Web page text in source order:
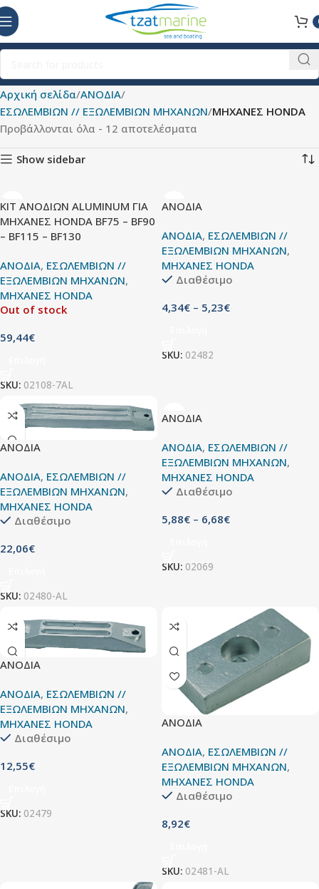
Αρχική σελίδα ΑΝΟΔΙΑ
ΕΣΩΛΕΜΒΙΩΝ // ΕΞΩΛΕΜΒΙΩΝ ΜΗΧΑΝΩΝ ΜΗΧΑΝΕΣ HONDA
Προβάλλονται όλα - 12 αποτελέσματα
Show sidebar
KIT ΑΝΟΔΙΩΝ ALUMINUM ΓΙΑ
ΜΗΧΑΝΕΣ HONDA BF75 – BF90
– BF115 – BF130
ΑΝΟΔΙΑ, ΕΣΩΛΕΜΒΙΩΝ //
ΕΞΩΛΕΜΒΙΩΝ ΜΗΧΑΝΩΝ,
ΜΗΧΑΝΕΣ HONDA
Out of stock
59,44€
SKU: 02108-7AL
ΑΝΟΔΙΑ
ΑΝΟΔΙΑ, ΕΣΩΛΕΜΒΙΩΝ //
ΕΞΩΛΕΜΒΙΩΝ ΜΗΧΑΝΩΝ,
ΜΗΧΑΝΕΣ HONDA
Διαθέσιμο
4,34€ – 5,23€
SKU: 02482
ΑΝΟΔΙΑ
ΑΝΟΔΙΑ, ΕΣΩΛΕΜΒΙΩΝ //
ΕΞΩΛΕΜΒΙΩΝ ΜΗΧΑΝΩΝ,
ΜΗΧΑΝΕΣ HONDA
Διαθέσιμο
22,06€
SKU: 02480-AL
ΑΝΟΔΙΑ
ΑΝΟΔΙΑ, ΕΣΩΛΕΜΒΙΩΝ //
ΕΞΩΛΕΜΒΙΩΝ ΜΗΧΑΝΩΝ,
ΜΗΧΑΝΕΣ HONDA
Διαθέσιμο
5,88€ – 6,68€
SKU: 02069
ΑΝΟΔΙΑ
ΑΝΟΔΙΑ, ΕΣΩΛΕΜΒΙΩΝ //
ΕΞΩΛΕΜΒΙΩΝ ΜΗΧΑΝΩΝ,
ΜΗΧΑΝΕΣ HONDA
Διαθέσιμο
12,55€
SKU: 02479
ΑΝΟΔΙΑ
ΑΝΟΔΙΑ, ΕΣΩΛΕΜΒΙΩΝ //
ΕΞΩΛΕΜΒΙΩΝ ΜΗΧΑΝΩΝ,
ΜΗΧΑΝΕΣ HONDA
Διαθέσιμο
8,92€
SKU: 02481-AL